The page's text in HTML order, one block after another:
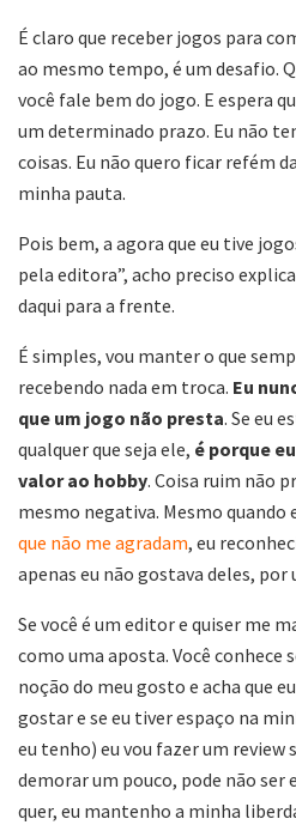
É claro que receber jogos para
ao mesmo tempo, é um desafio.
você fale bem do jogo. E espera
um determinado prazo. Eu não
coisas. Eu não quero ficar refém
minha pauta.
Pois bem, a agora que eu tive
pela editora”, acho preciso
daqui para a frente.
É simples, vou manter o que
recebendo nada em troca. Eu
que um jogo não presta. Se eu
qualquer que seja ele, é porque
valor ao hobby. Coisa ruim não
mesmo negativa. Mesmo quando
que não me agradam, eu
apenas eu não gostava deles,
Se você é um editor e quiser me
como uma aposta. Você conhece
noção do meu gosto e acha que
gostar e se eu tiver espaço na
eu tenho) eu vou fazer um review
demorar um pouco, pode não ser
quer, eu mantenho a minha